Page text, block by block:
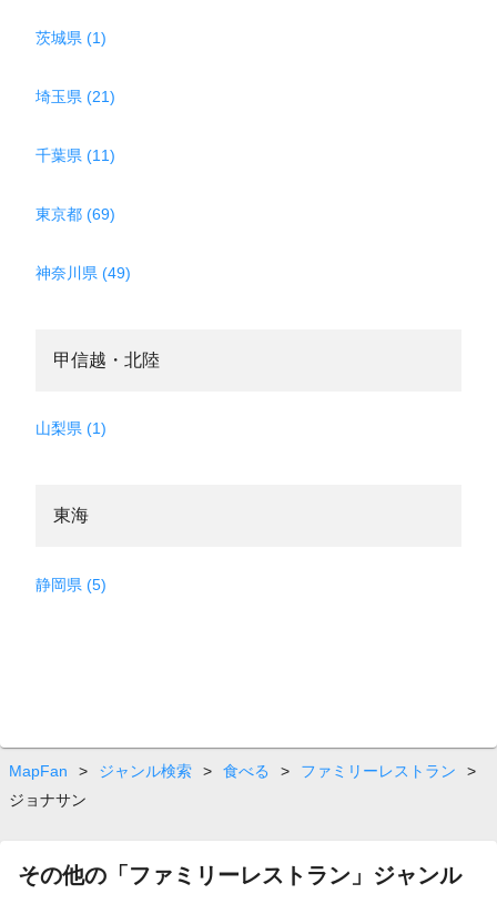
茨城県 (1)
埼玉県 (21)
千葉県 (11)
東京都 (69)
神奈川県 (49)
甲信越・北陸
山梨県 (1)
東海
静岡県 (5)
MapFan > ジャンル検索 > 食べる > ファミリーレストラン
>
ジョナサン
その他の「ファミリーレストラン」ジャンル